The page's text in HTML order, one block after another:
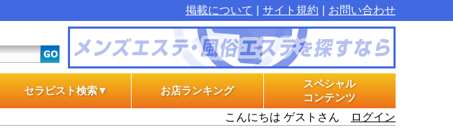
掲載について サイト規約 お問い合わせ
セラピスト検索▼
一般エステ
風俗エステ
お店ランキング
スペシャル
コンテンツ
グラビアプラス
エステ体験漫画
マル秘インタビュー
こんにちは ゲストさん
ログイン